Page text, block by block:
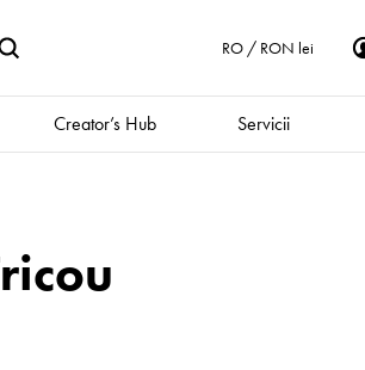
RO / RON lei
Creator’s Hub Servicii